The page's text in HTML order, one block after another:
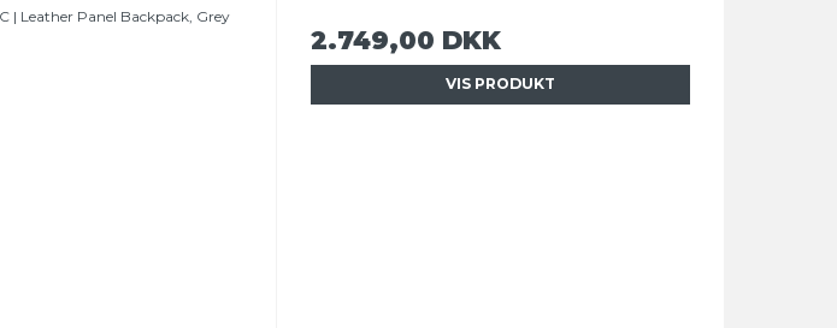
| Leather Panel Backpack, Grey
2.749,00 DKK
VIS PRODUKT